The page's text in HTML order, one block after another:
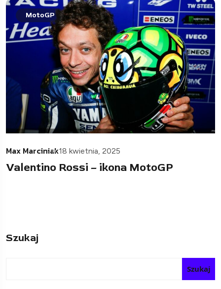
MotoGP
Max Marciniak18 kwietnia, 2025
Valentino Rossi – ikona MotoGP
Szukaj
Szukaj